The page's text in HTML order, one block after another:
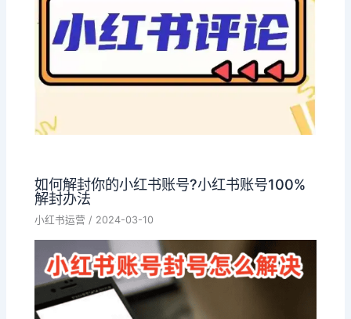
如何解封你的小红书账号?小红书账号100%
解封办法
小红书运营 / 2024-03-10